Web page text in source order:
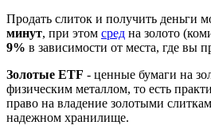
Продать слиток и получить деньги
минут, при этом сред на золото
9% в зависимости от места, где вы
Золотые ETF - ценные бумаги на
физическим металлом, то есть
право на владение золотыми
надежном хранилище.